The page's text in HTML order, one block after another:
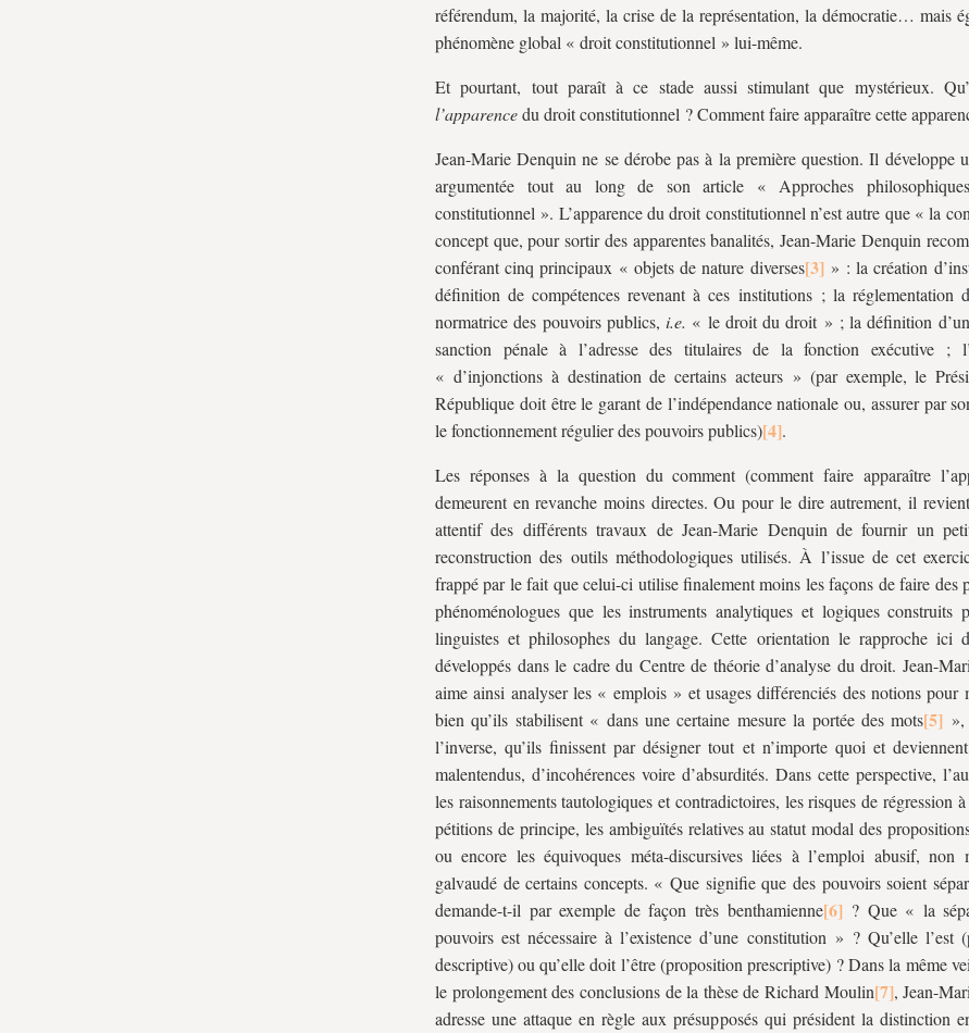
référendum, la majorité, la crise de la représentation, la démocratie… mais
phénomène global « droit constitutionnel » lui-même.
Et pourtant, tout paraît à ce stade aussi stimulant que mystérieux.
l’apparencedu droit constitutionnel ? Comment faire apparaître cette
Jean-Marie Denquin ne se dérobe pas à la première question. Il développe
argumentée tout au long de son article « Approches
constitutionnel ». L’apparence du droit constitutionnel n’est autre que « la
concept que, pour sortir des apparentes banalités, Jean-Marie Denquin
conférant cinq principaux « objets de nature diverses
» : la création
définition de compétences revenant à ces institutions ; la réglementation
normatrice des pouvoirs publics, i.e. « le droit du droit » ; la définition
sanction pénale à l’adresse des titulaires de la fonction exécutive ;
« d’injonctions à destination de certains acteurs » (par exemple, le
République doit être le garant de l’indépendance nationale ou, assurer par
le fonctionnement régulier des pouvoirs publics)
.
Les réponses à la question du comment (comment faire apparaître
demeurent en revanche moins directes. Ou pour le dire autrement, il
attentif des différents travaux de Jean-Marie Denquin de fournir un
reconstruction des outils méthodologiques utilisés. À l’issue de cet
frappé par le fait que celui-ci utilise finalement moins les façons de faire des
phénoménologues que les instruments analytiques et logiques construits
linguistes et philosophes du langage. Cette orientation le rapproche ici
développés dans le cadre du Centre de théorie d’analyse du droit. Jean-
aime ainsi analyser les « emplois » et usages différenciés des notions pour
bien qu’ils stabilisent « dans une certaine mesure la portée des mots
l’inverse, qu’ils finissent par désigner tout et n’importe quoi et
malentendus, d’incohérences voire d’absurdités. Dans cette perspective,
les raisonnements tautologiques et contradictoires, les risques de régression
pétitions de principe, les ambiguïtés relatives au statut modal des
ou encore les équivoques méta-discursives liées à l’emploi abusif, non
galvaudé de certains concepts. « Que signifie que des pouvoirs soient
demande-t-il par exemple de façon très benthamienne
? Que « la
pouvoirs est nécessaire à l’existence d’une constitution » ? Qu’elle l’est
descriptive) ou qu’elle doit l’être (proposition prescriptive) ? Dans la même
le prolongement des conclusions de la thèse de Richard Moulin
, Jean-
adresse une attaque en règle aux présupposés qui président la distinction